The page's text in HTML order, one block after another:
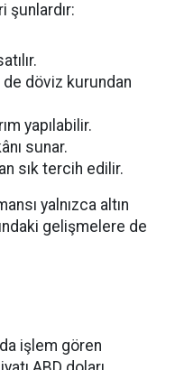
şunlardır:
de döviz kurundan
yapılabilir.
sunar.
sık tercih edilir.
yalnızca altın
gelişmelere de
işlem gören